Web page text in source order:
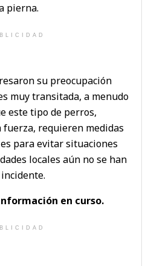
pierna.
su preocupación
muy transitada, a menudo
este tipo de perros,
fuerza, requieren medidas
para evitar situaciones
locales aún no se han
en curso.